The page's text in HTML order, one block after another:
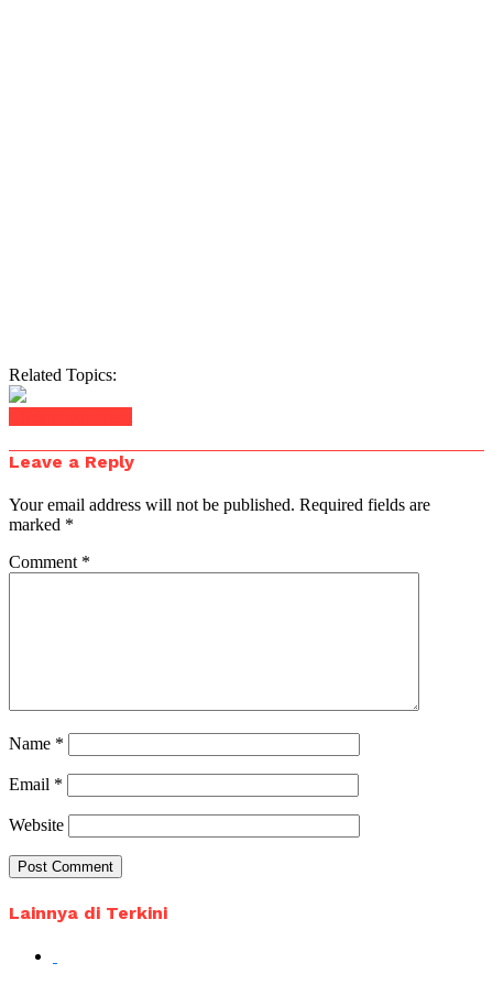
Related Topics:
Leave a Reply
Your email address will not be published. Required fields are
marked *
Comment *
Name *
Email *
Website
Lainnya di Terkini